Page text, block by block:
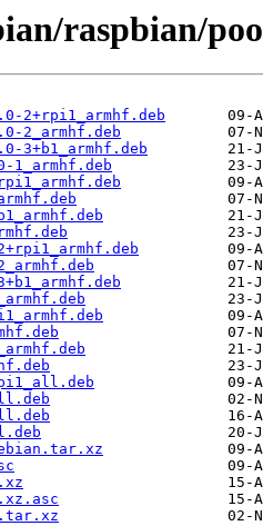
raspbian/
2+rpi1_armhf.deb
2_armhf.deb